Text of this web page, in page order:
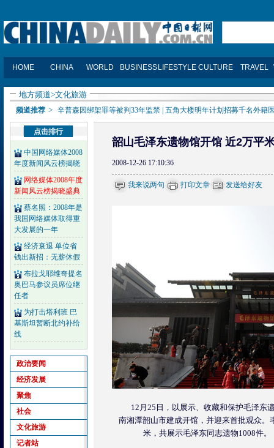
地方频道>文化旅游
频道推荐 > 辛普森因绑架罪等被判33年监禁| 五角大楼明年计划招募千名外籍
点击排行
中国网络媒体2008
年度新闻风云榜揭晓
网络媒体2008年度
新闻风云榜揭晓盛典
蔡名照：2008年是
我国网络媒体取得重
大发展的一年
经济衰退 单位省
钱出新招：无薪休假
布拉戈耶维奇提名
奥巴马参议员席位继
任者
为打击塔利班 巴
基斯坦暂断北约补给
线
政治要闻
经济发展
聚焦
社会
文化旅游
记者站
韶山毛泽东遗物馆开馆 近2万平
2008-12-26 17:10:36
我来说两句 打印文章 发送给好友
12月25日，以展示、收藏和保护毛泽东
南湘潭韶山市建成开馆，并迎来首批观众。
米，共展示毛泽东同志遗物1008件